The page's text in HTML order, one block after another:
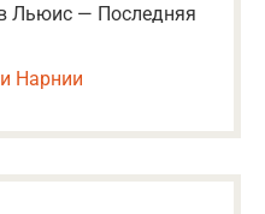
Льюис — Последняя
Нарнии